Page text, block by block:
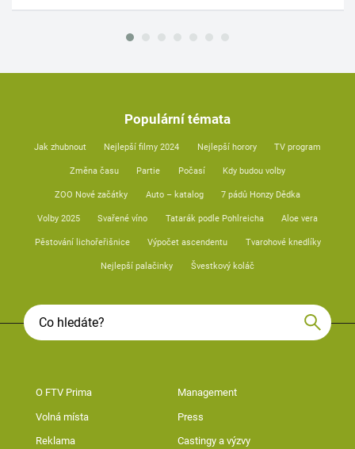
Populární témata
Jak zhubnout Nejlepší filmy 2024 Nejlepší horory TV program
Změna času Partie Počasí Kdy budou volby
ZOO Nové začátky Auto – katalog 7 pádů Honzy Dědka
Volby 2025 Svařené víno Tatarák podle Pohlreicha Aloe vera
Pěstování lichořeřišnice Výpočet ascendentu Tvarohové knedlíky
Nejlepší palačinky Švestkový koláč
O FTV Prima Management
Volná místa Press
Reklama Castingy a výzvy